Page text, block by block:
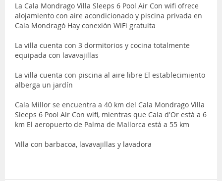
La Cala Mondrago Villa Sleeps 6 Pool Air Con wifi ofrece
alojamiento con aire acondicionado y piscina privada en
Cala Mondragó Hay conexión WiFi gratuita
La villa cuenta con 3 dormitorios y cocina totalmente
equipada con lavavajillas
La villa cuenta con piscina al aire libre El establecimiento
alberga un jardín
Cala Millor se encuentra a 40 km del Cala Mondrago Villa
Sleeps 6 Pool Air Con wifi, mientras que Cala d'Or está a 6
km El aeropuerto de Palma de Mallorca está a 55 km
Villa con barbacoa, lavavajillas y lavadora